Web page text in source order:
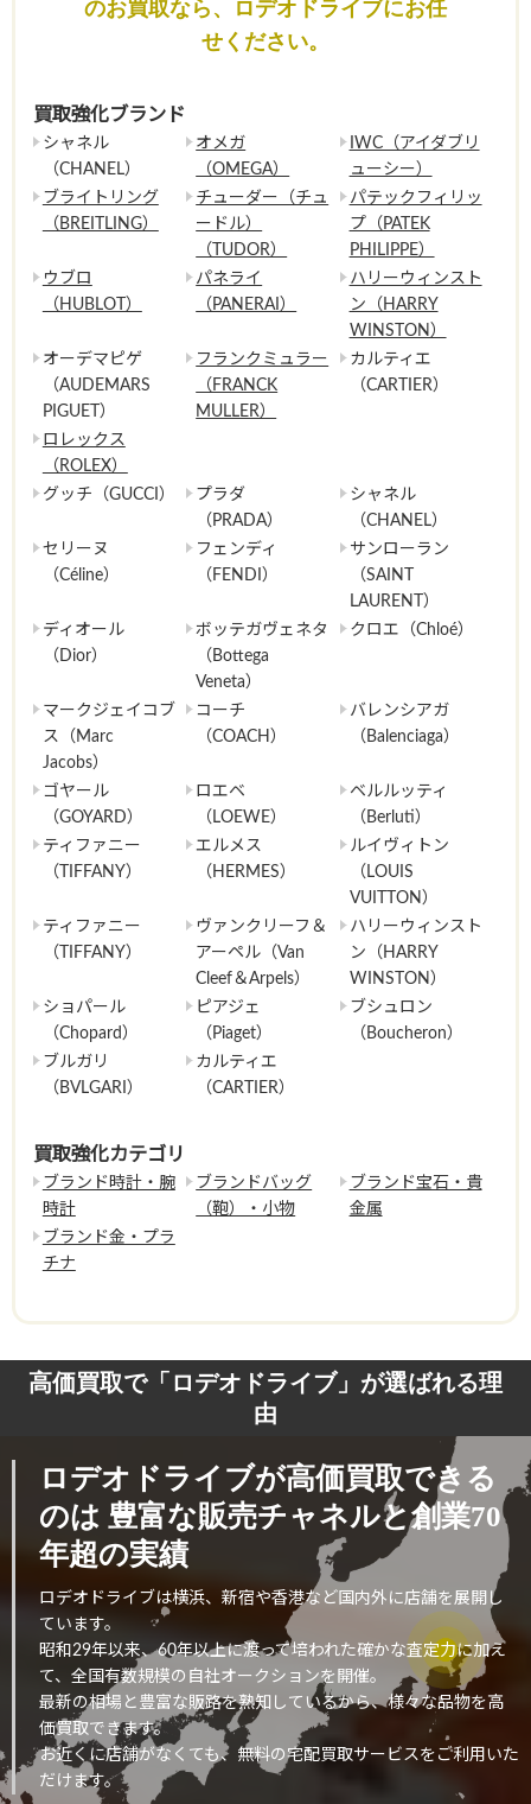
のお買取なら、ロデオドライブにお任
せください。
買取強化ブランド
シャネル
（CHANEL）
オメガ
（OMEGA）
IWC（アイダブリ
ューシー）
ブライトリング
（BREITLING）
チューダー（チュ
ードル）
（TUDOR）
パテックフィリッ
プ（PATEK
PHILIPPE）
ウブロ
（HUBLOT）
パネライ
（PANERAI）
ハリーウィンスト
ン（HARRY
WINSTON）
オーデマピゲ
（AUDEMARS
PIGUET）
フランクミュラー
（FRANCK
MULLER）
カルティエ
（CARTIER）
ロレックス
（ROLEX）
グッチ（GUCCI）
プラダ
（PRADA）
シャネル
（CHANEL）
セリーヌ
（Céline）
フェンディ
（FENDI）
サンローラン
（SAINT
LAURENT）
ディオール
（Dior）
ボッテガヴェネタ
（Bottega
Veneta）
クロエ（Chloé）
マークジェイコブ
ス（Marc
Jacobs）
コーチ
（COACH）
バレンシアガ
（Balenciaga）
ゴヤール
（GOYARD）
ロエベ
（LOEWE）
ベルルッティ
（Berluti）
ティファニー
（TIFFANY）
エルメス
（HERMES）
ルイヴィトン
（LOUIS
VUITTON）
ティファニー
（TIFFANY）
ヴァンクリーフ＆
アーペル（Van
Cleef＆Arpels）
ハリーウィンスト
ン（HARRY
WINSTON）
ショパール
（Chopard）
ピアジェ
（Piaget）
ブシュロン
（Boucheron）
ブルガリ
（BVLGARI）
カルティエ
（CARTIER）
買取強化カテゴリ
ブランド時計・腕
時計
ブランドバッグ
（鞄）・小物
ブランド宝石・貴
金属
ブランド金・プラ
チナ
高価買取で「ロデオドライブ」が選ばれる理
由
ロデオドライブが高価買取できる
のは 豊富な販売チャネルと創業70
年超の実績
ロデオドライブは横浜、新宿や香港など国内外に店舗を展開し
ています。
昭和29年以来、60年以上に渡って培われた確かな査定力に加え
て、全国有数規模の自社オークションを開催。
最新の相場と豊富な販路を熟知しているから、様々な品物を高
価買取できます。
お近くに店舗がなくても、無料の宅配買取サービスをご利用いた
だけます。